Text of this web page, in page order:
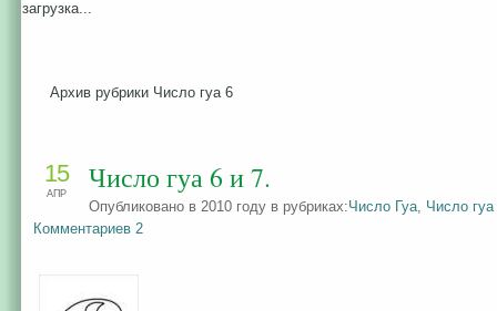
загрузка...
Архив рубрики Число гуа 6
Число гуа 6 и 7.
Опубликовано в 2010 году в рубриках:Число Гуа, Число гуа
Комментариев 2
15
АПР